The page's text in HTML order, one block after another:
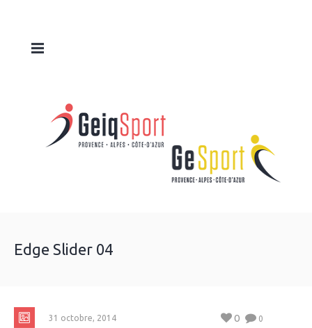
Edge Slider 04
31 octobre, 2014 0
0